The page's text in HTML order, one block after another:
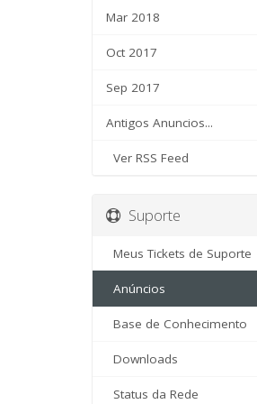
Mar 2018
Oct 2017
Sep 2017
Antigos Anuncios...
Ver RSS Feed
Suporte
Meus Tickets de Suporte
Anúncios
Base de Conhecimento
Downloads
Status da Rede